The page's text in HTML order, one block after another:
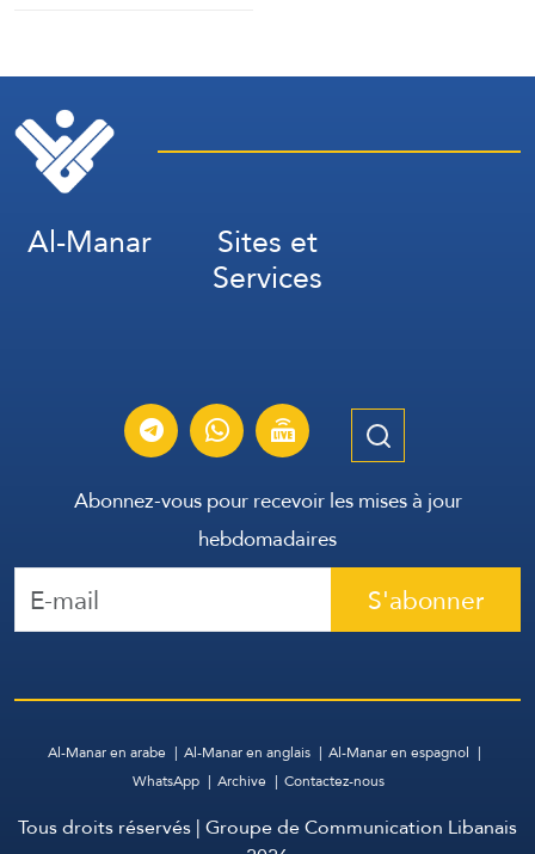
Al-Manar Sites et
Services
Abonnez-vous pour recevoir les mises à jour
hebdomadaires
S'abonner
Al-Manar en arabe Al-Manar en anglais
Al-Manar en espagnol
WhatsApp
Archive Contactez-nous
Tous droits réservés | Groupe de Communication Libanais